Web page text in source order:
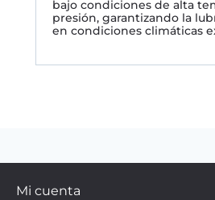
bajo condiciones de alta
presión, garantizando la
en condiciones climáticas
Mi cuenta